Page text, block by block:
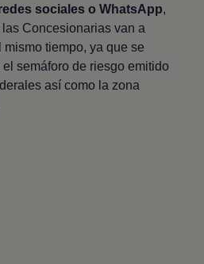
sociales o WhatsApp,
Concesionarias van a
tiempo, ya que se
semáforo de riesgo emitido
así como la zona